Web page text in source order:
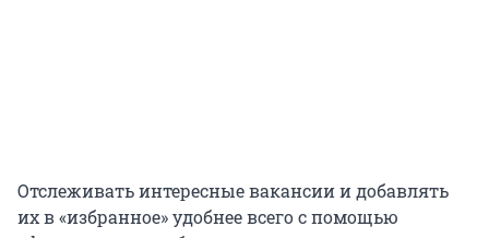
Отслеживать интересные вакансии и добавлять
их в «избранное» удобнее всего с помощью